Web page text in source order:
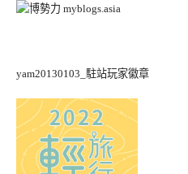
yam20130103_駐站玩家徽章